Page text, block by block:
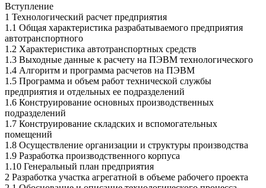
Вступление
1 Технологический расчет предприятия
1.1 Общая характеристика разрабатываемого предприятия
автотранспортного
1.2 Характеристика автотранспортных средств
1.3 Выходные данные к расчету на ПЭВМ технологического
1.4 Алгоритм и программа расчетов на ПЭВМ
1.5 Программа и объем работ технической службы
предприятия и отдельных ее подразделений
1.6 Конструирование основных производственных
подразделений
1.7 Конструирование складских и вспомогательных
помещений
1.8 Осуществление организации и структуры производства
1.9 Разработка производственного корпуса
1.10 Генеральный план предприятия
2 Разработка участка агрегатной в объеме рабочего проекта